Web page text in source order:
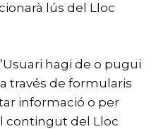
lús del Lloc
hagi de o pugui
través de formularis
informació o per
contingut del Lloc